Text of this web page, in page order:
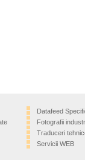
Datafeed
Fotografii
Traduceri
Servicii WEB